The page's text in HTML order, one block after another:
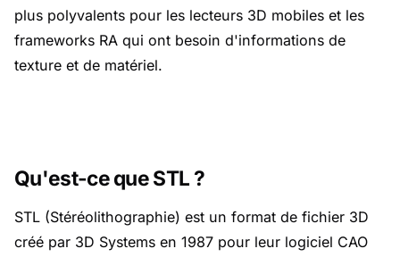
plus polyvalents pour les lecteurs 3D mobiles et les
frameworks RA qui ont besoin d'informations de
texture et de matériel.
Qu'est-ce que STL ?
STL (Stéréolithographie) est un format de fichier 3D
créé par 3D Systems en 1987 pour leur logiciel CAO